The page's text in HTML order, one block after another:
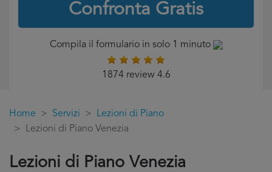
Confronta Gratis
Compila il formulario in solo 1 minuto
1874 review 4.6
Home Servizi
Lezioni di Piano
Lezioni di Piano Venezia
Lezioni di Piano Venezia